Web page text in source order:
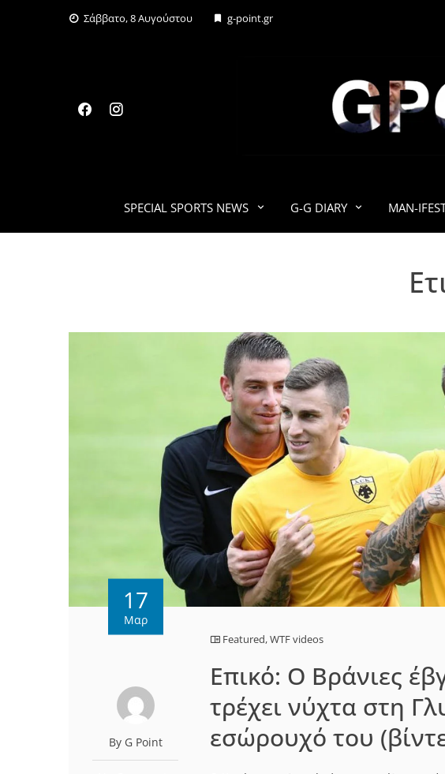
Σάββατο, 8 Αυγούστου g-point.gr
SPECIAL SPORTS NEWS G-G DIARY MAN-
17
Μαρ
By G Point
Featured,WTF videos
Eπικό: Ο Βράνιες
τρέχει νύχτα στη
εσώρουχό του